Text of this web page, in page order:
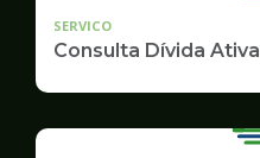
SERVICO
Consulta Dívida Ativa